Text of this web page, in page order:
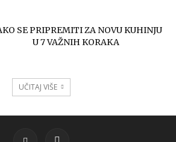
SE PRIPREMITI ZA NOVU KUHINJU
U 7 VAŽNIH KORAKA
UČITAJ VIŠE